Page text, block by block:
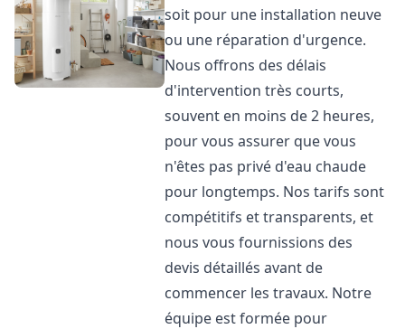
soit pour une installation neuve
ou une réparation d'urgence.
Nous offrons des délais
d'intervention très courts,
souvent en moins de 2 heures,
pour vous assurer que vous
n'êtes pas privé d'eau chaude
pour longtemps. Nos tarifs sont
compétitifs et transparents, et
nous vous fournissions des
devis détaillés avant de
commencer les travaux. Notre
équipe est formée pour